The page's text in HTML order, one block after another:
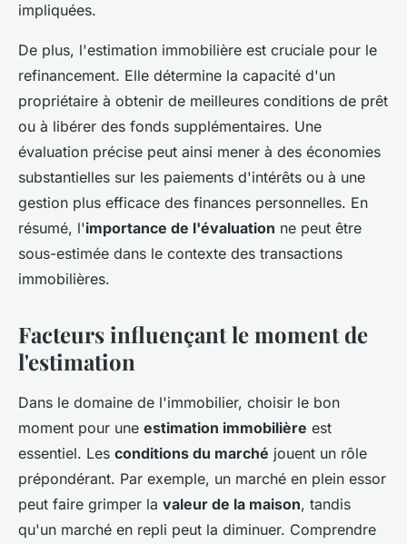
impliquées.
De plus, l'estimation immobilière est cruciale pour le
refinancement. Elle détermine la capacité d'un
propriétaire à obtenir de meilleures conditions de prêt
ou à libérer des fonds supplémentaires. Une
évaluation précise peut ainsi mener à des économies
substantielles sur les paiements d'intérêts ou à une
gestion plus efficace des finances personnelles. En
résumé, l'importance de l'évaluation ne peut être
sous-estimée dans le contexte des transactions
immobilières.
Facteurs influençant le moment de
l'estimation
Dans le domaine de l'immobilier, choisir le bon
moment pour une estimation immobilière est
essentiel. Les conditions du marché jouent un rôle
prépondérant. Par exemple, un marché en plein essor
peut faire grimper la valeur de la maison, tandis
qu'un marché en repli peut la diminuer. Comprendre